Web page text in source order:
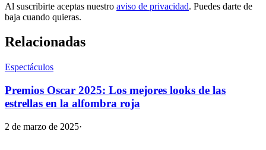
Al suscribirte aceptas nuestro aviso de privacidad. Puedes darte de
baja cuando quieras.
Relacionadas
Espectáculos
Premios Oscar 2025: Los mejores looks de las
estrellas en la alfombra roja
2 de marzo de 2025·